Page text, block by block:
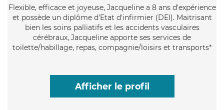
Flexible, efficace et joyeuse, Jacqueline a 8 ans d'expérience
et possède un diplôme d'Etat d'infirmier (DEI). Maitrisant
bien les soins palliatifs et les accidents vasculaires
cérébraux, Jacqueline apporte ses services de
toilette/habillage, repas, compagnie/loisirs et transports*
Afficher le profil